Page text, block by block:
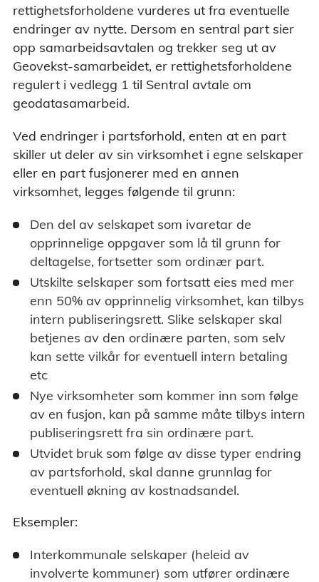
rettighetsforholdene vurderes ut fra eventuelle
endringer av nytte. Dersom en sentral part sier
opp samarbeidsavtalen og trekker seg ut av
Geovekst-samarbeidet, er rettighetsforholdene
regulert i vedlegg 1 til Sentral avtale om
geodatasamarbeid.
Ved endringer i partsforhold, enten at en part
skiller ut deler av sin virksomhet i egne selskaper
eller en part fusjonerer med en annen
virksomhet, legges følgende til grunn:
Den del av selskapet som ivaretar de
opprinnelige oppgaver som lå til grunn for
deltagelse, fortsetter som ordinær part.
Utskilte selskaper som fortsatt eies med mer
enn 50% av opprinnelig virksomhet, kan tilbys
intern publiseringsrett. Slike selskaper skal
betjenes av den ordinære parten, som selv
kan sette vilkår for eventuell intern betaling
etc
Nye virksomheter som kommer inn som følge
av en fusjon, kan på samme måte tilbys intern
publiseringsrett fra sin ordinære part.
Utvidet bruk som følge av disse typer endring
av partsforhold, skal danne grunnlag for
eventuell økning av kostnadsandel.
Eksempler:
Interkommunale selskaper (heleid av
involverte kommuner) som utfører ordinære